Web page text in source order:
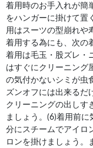
着用時のお手入れが簡
をハンガーに掛けて置
用はスーツの型崩れや
着用する為にも、次の
着用は毛玉・股ズレ・
はすぐにクリーニング
の気付かないシミが虫
ズンオフには出来るだ
クリーニングの出しす
ましょう。(6)着用前
分にスチームでアイロ
ロンを掛けましょう。